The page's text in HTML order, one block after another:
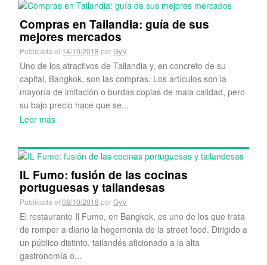
Compras en Tailandia: guía de sus
mejores mercados
Publicada el 14/10/2018 porGyV
Uno de los atractivos de Tailandia y, en concreto de su
capital, Bangkok, son las compras. Los artículos son la
mayoría de imitación o burdas copias de mala calidad, pero
su bajo precio hace que se...
Leer más
IL Fumo: fusión de las cocinas
portuguesas y tailandesas
Publicada el 08/10/2018 porGyV
El restaurante Il Fumo, en Bangkok, es uno de los que trata
de romper a diario la hegemonia de la street food. Dirigido a
un público distinto, tailandés aficionado a la alta
gastronomía o...